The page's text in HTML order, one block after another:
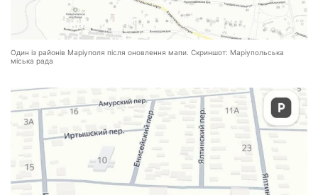
Один із районів Маріуполя після оновлення мапи. Скриншот: Маріупольська
міська рада